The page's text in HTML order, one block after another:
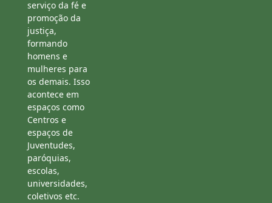
serviço da fé e
promoção da
justiça,
formando
homens e
mulheres para
os demais. Isso
acontece em
espaços como
Centros e
espaços de
Juventudes,
paróquias,
escolas,
universidades,
coletivos etc.